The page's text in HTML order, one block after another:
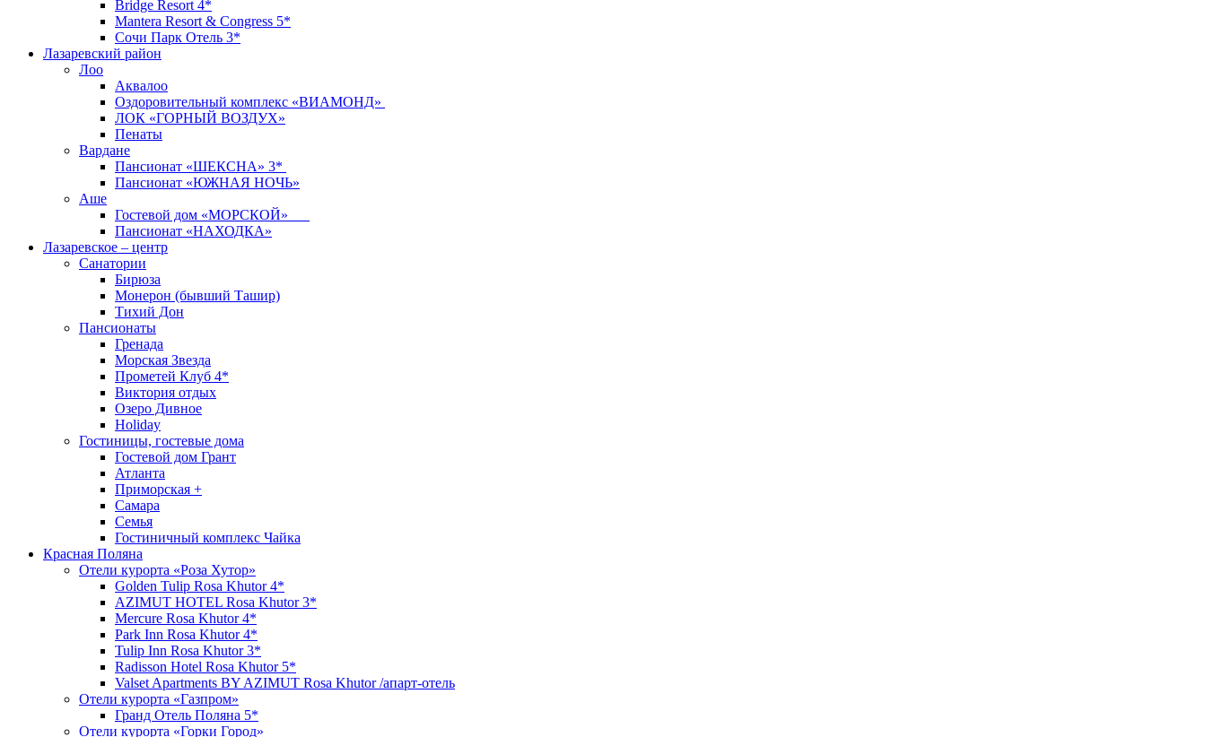
Bridge Resort 4*
Mantera Resort & Congress 5*
Сочи Парк Отель 3*
Лазаревский район
Лоо
Аквалоо
Оздоровительный комплекс «ВИАМОНД»
ЛОК «ГОРНЫЙ ВОЗДУХ»
Пенаты
Вардане
Пансионат «ШЕКСНА» 3*
Пансионат «ЮЖНАЯ НОЧЬ»
Аше
Гостевой дом «МОРСКОЙ»
Пансионат «НАХОДКА»
Лазаревское – центр
Санатории
Бирюза
Монерон (бывший Ташир)
Тихий Дон
Пансионаты
Гренада
Морская Звезда
Прометей Клуб 4*
Виктория отдых
Озеро Дивное
Holiday
Гостиницы, гостевые дома
Гостевой дом Грант
Атланта
Приморская +
Самара
Семья
Гостиничный комплекс Чайка
Красная Поляна
Отели курорта «Роза Хутор»
Golden Tulip Rosa Khutor 4*
AZIMUT HOTEL Rosa Khutor 3*
Mercure Rosa Khutor 4*
Park Inn Rosa Khutor 4*
Tulip Inn Rosa Khutor 3*
Radisson Hotel Rosa Khutor 5*
Valset Apartments BY AZIMUT Rosa Khutor /апарт-отель
Отели курорта «Газпром»
Гранд Отель Поляна 5*
Отели курорта «Горки Город»